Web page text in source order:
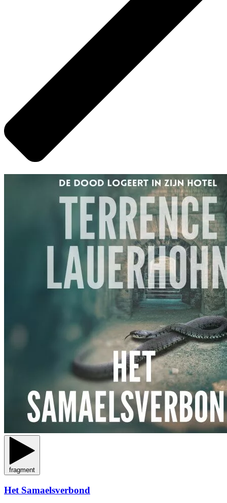
fragment
Het Samaelsverbond